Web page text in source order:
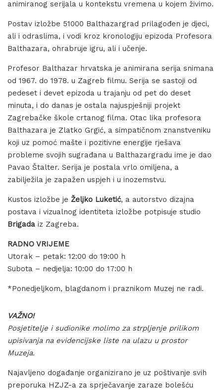
animiranog serijala u kontekstu vremena u kojem živimo.
Postav izložbe 51000 Balthazargrad prilagođen je djeci,
ali i odraslima, i vodi kroz kronologiju epizoda Profesora
Balthazara, ohrabruje igru, ali i učenje.
Profesor Balthazar hrvatska je animirana serija snimana
od 1967. do 1978. u Zagreb filmu. Serija se sastoji od
pedeset i devet epizoda u trajanju od pet do deset
minuta, i do danas je ostala najuspješniji projekt
Zagrebačke škole crtanog filma. Otac lika profesora
Balthazara je Zlatko Grgić, a simpatičnom znanstveniku
koji uz pomoć mašte i pozitivne energije rješava
probleme svojih sugrađana u Balthazargradu ime je dao
Pavao Štalter. Serija je postala vrlo omiljena, a
zabilježila je zapažen uspjeh i u inozemstvu.
Kustos izložbe je Željko Luketić, a autorstvo dizajna
postava i vizualnog identiteta izložbe potpisuje studio
Brigada iz Zagreba.
RADNO VRIJEME
Utorak – petak: 12:00 do 19:00 h
Subota – nedjelja: 10:00 do 17:00 h
*Ponedjeljkom, blagdanom i praznikom Muzej ne radi.
VAŽNO!
Posjetitelje i sudionike molimo za strpljenje prilikom
upisivanja na evidencijske liste na ulazu u prostor
Muzeja.
Najavljeno događanje organizirano je uz poštivanje svih
preporuka HZJZ-a za sprječavanje zaraze bolešću